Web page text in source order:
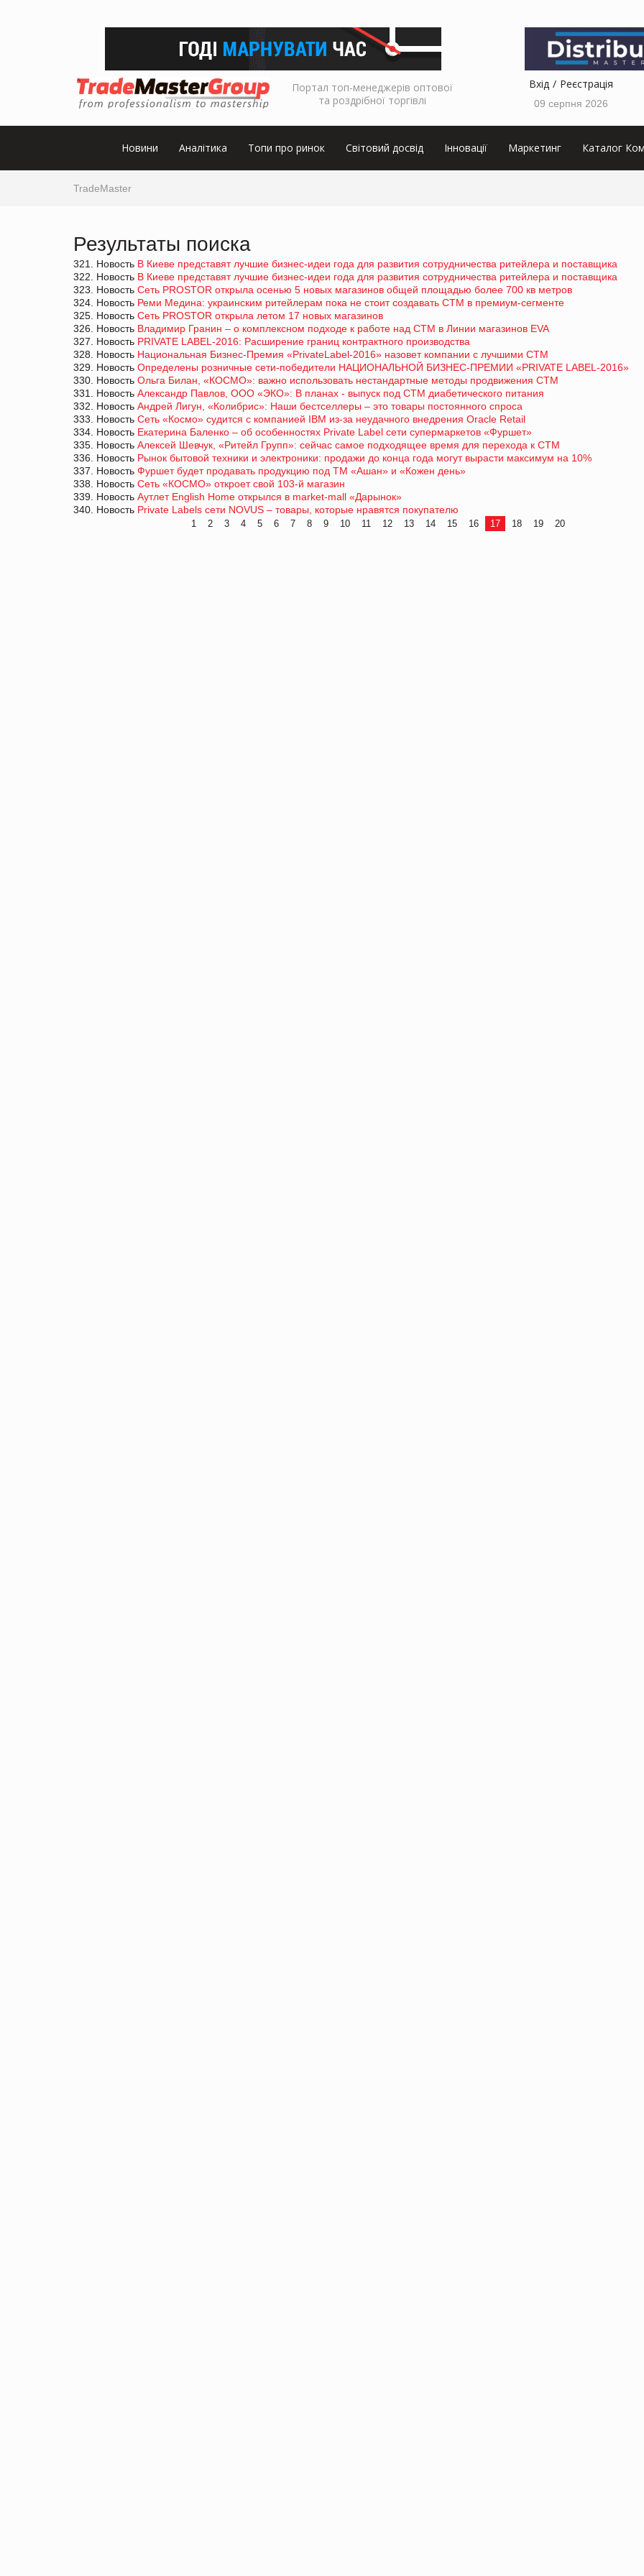
Портал топ-менеджерів оптової
та роздрібної торгівлі
Вхід Реєстрація
09 серпня 2026
Новини Аналітика Топи про ринок Світовий досвід Інновації Маркетинг Каталог
TradeMaster
Результаты поиска
321. Новость В Киеве представят лучшие бизнес-идеи года для развития сотрудничества ритейлера и поставщика
322. Новость В Киеве представят лучшие бизнес-идеи года для развития сотрудничества ритейлера и поставщика
323. Новость Cеть PROSTOR открыла осенью 5 новых магазинов общей площадью более 700 кв метров
324. Новость Реми Медина: украинским ритейлерам пока не стоит создавать СТМ в премиум-сегменте
325. Новость Сеть PROSTOR открыла летом 17 новых магазинов
326. Новость Владимир Гранин – о комплексном подходе к работе над СТМ в Линии магазинов EVA
327. Новость PRIVATE LABEL-2016: Расширение границ контрактного производства
328. Новость Национальная Бизнес-Премия «PrivateLabel-2016» назовет компании с лучшими СТМ
329. Новость Определены розничные сети-победители НАЦИОНАЛЬНОЙ БИЗНЕС-ПРЕМИИ «PRIVATE LABEL-2016»
330. Новость Ольга Билан, «КОСМО»: важно использовать нестандартные методы продвижения СТМ
331. Новость Александр Павлов, ООО «ЭКО»: В планах - выпуск под СТМ диабетического питания
332. Новость Андрей Лигун, «Колибрис»: Наши бестселлеры – это товары постоянного спроса
333. Новость Сеть «Космо» судится с компанией IBM из-за неудачного внедрения Oracle Retail
334. Новость Екатерина Баленко – об особенностях Private Label сети супермаркетов «Фуршет»
335. Новость Алексей Шевчук, «Ритейл Групп»: сейчас самое подходящее время для перехода к СТМ
336. Новость Рынок бытовой техники и электроники: продажи до конца года могут вырасти максимум на 10%
337. Новость Фуршет будет продавать продукцию под ТМ «Ашан» и «Кожен день»
338. Новость Сеть «КОСМО» откроет свой 103-й магазин
339. Новость Аутлет English Home открылся в market-mall «Дарынок»
340. Новость Private Labels сети NOVUS – товары, которые нравятся покупателю
1 2 3 4 5 6 7 8 9 10 11 12 13 14 15 16 17 18 19 20